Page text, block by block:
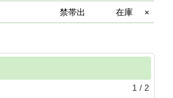
禁帯出 在庫 ×
1 / 2